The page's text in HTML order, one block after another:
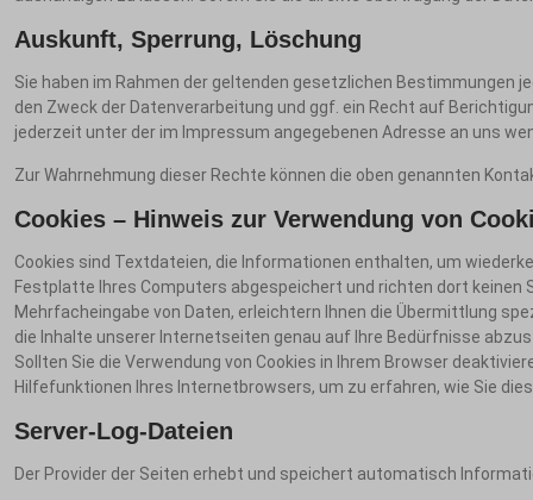
Auskunft, Sperrung, Löschung
Sie haben im Rahmen der geltenden gesetzlichen Bestimmungen
den Zweck der Datenverarbeitung und ggf. ein Recht auf
jederzeit unter der im Impressum angegebenen Adresse an uns
Zur Wahrnehmung dieser Rechte können die oben genannten
Cookies – Hinweis zur Verwendung von
Cookies sind Textdateien, die Informationen enthalten, um
Festplatte Ihres Computers abgespeichert und richten dort keinen
Mehrfacheingabe von Daten, erleichtern Ihnen die Übermittlung
die Inhalte unserer Internetseiten genau auf Ihre Bedürfnisse
Sollten Sie die Verwendung von Cookies in Ihrem Browser
Hilfefunktionen Ihres Internetbrowsers, um zu erfahren, wie Sie
Server-Log-Dateien
Der Provider der Seiten erhebt und speichert automatisch